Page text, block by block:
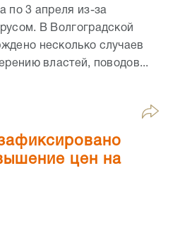
по 3 апреля из-за
В Волгоградской
несколько случаев
властей, поводов...
цен на